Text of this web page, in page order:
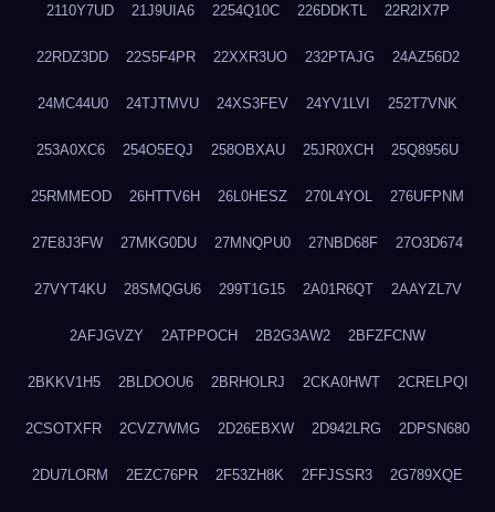
2110Y7UD 21J9UIA6 2254Q10C 226DDKTL 22R2IX7P
22RDZ3DD 22S5F4PR 22XXR3UO 232PTAJG 24AZ56D2
24MC44U0 24TJTMVU 24XS3FEV 24YV1LVI 252T7VNK
253A0XC6 254O5EQJ 258OBXAU 25JR0XCH 25Q8956U
25RMMEOD 26HTTV6H 26L0HESZ 270L4YOL 276UFPNM
27E8J3FW 27MKG0DU 27MNQPU0 27NBD68F 27O3D674
27VYT4KU 28SMQGU6 299T1G15 2A01R6QT 2AAYZL7V
2AFJGVZY 2ATPPOCH 2B2G3AW2 2BFZFCNW
2BKKV1H5 2BLDOOU6 2BRHOLRJ 2CKA0HWT 2CRELPQI
2CSOTXFR 2CVZ7WMG 2D26EBXW 2D942LRG 2DPSN680
2DU7LORM 2EZC76PR 2F53ZH8K 2FFJSSR3 2G789XQE